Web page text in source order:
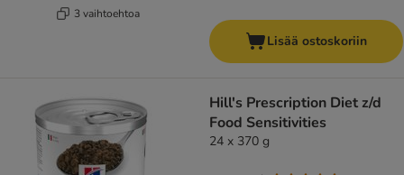
3 vaihtoehtoa
Lisää ostoskoriin
Hill's Prescription Diet z/d
Food Sensitivities
24 x 370 g